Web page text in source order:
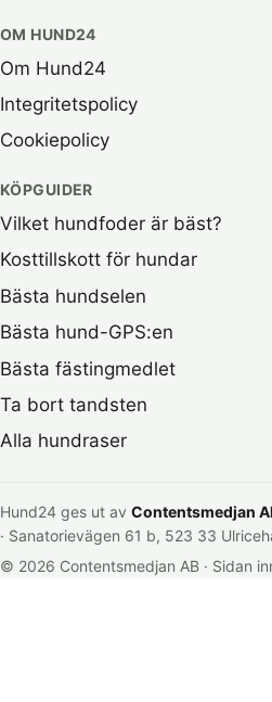
OM HUND24
Om Hund24
Integritetspolicy
Cookiepolicy
KÖPGUIDER
Vilket hundfoder är bäst?
Kosttillskott för hundar
Bästa hundselen
Bästa hund-GPS:en
Bästa fästingmedlet
Ta bort tandsten
Alla hundraser
Hund24 ges ut av Contentsmedjan
· Sanatorievägen 61 b, 523 33
© 2026 Contentsmedjan AB · Sidan